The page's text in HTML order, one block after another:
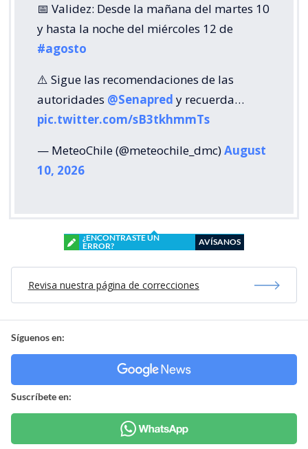
📅 Validez: Desde la mañana del martes 10
y hasta la noche del miércoles 12 de
#agosto
⚠️ Sigue las recomendaciones de las
autoridades @Senapred y recuerda…
pic.twitter.com/sB3tkhmmTs
— MeteoChile (@meteochile_dmc)August
10, 2026
¿ENCONTRASTE UN
ERROR?
AVÍSANOS
Revisa nuestra página de correcciones
Síguenos en:
Suscríbete en: